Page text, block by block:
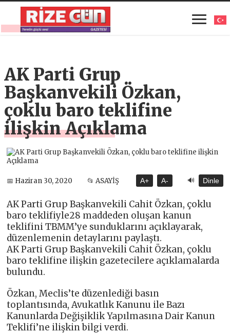
AK Parti Grup
Başkanvekili Özkan,
çoklu baro teklifine
ilişkin Açıklama
📅 Haziran 30, 2020 📂 ASAYİŞ A+ A- 🔊 Dinle
AK Parti Grup Başkanvekili Cahit Özkan, çoklu
baro teklifiyle28 maddeden oluşan kanun
teklifini TBMM’ye sunduklarını açıklayarak,
düzenlemenin detaylarını paylaştı.
AK Parti Grup Başkanvekili Cahit Özkan, çoklu
baro teklifine ilişkin gazetecilere açıklamalarda
bulundu.
Özkan, Meclis’te düzenlediği basın
toplantısında, Avukatlık Kanunu ile Bazı
Kanunlarda Değişiklik Yapılmasına Dair Kanun
Teklifi’ne ilişkin bilgi verdi.